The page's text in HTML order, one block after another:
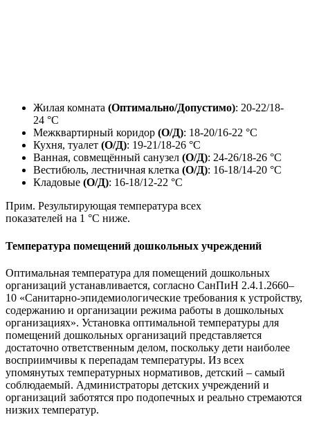
Жилая комната (Оптимально/Допустимо): 20-22/18-
24 °С
Межквартирный коридор (О/Д): 18-20/16-22 °С
Кухня, туалет (О/Д): 19-21/18-26 °С
Ванная, совмещённый санузел (О/Д): 24-26/18-26 °С
Вестибюль, лестничная клетка (О/Д): 16-18/14-20 °С
Кладовые (О/Д): 16-18/12-22 °С
Прим. Результирующая температура всех
показателей на 1 °С ниже.
Температура помещений дошкольных учреждений
Оптимальная температура для помещений дошкольных
организаций устанавливается, согласно СанПиН 2.4.1.2660–
10 «Санитарно-эпидемиологические требования к устройству,
содержанию и организации режима работы в дошкольных
организациях». Установка оптимальной температуры для
помещений дошкольных организаций представляется
достаточно ответственным делом, поскольку дети наиболее
восприимчивы к перепадам температуры. Из всех
упомянутых температурных нормативов, детский – самый
соблюдаемый. Администраторы детских учреждений и
организаций заботятся про подопечных и реально стремаются
низких температур.